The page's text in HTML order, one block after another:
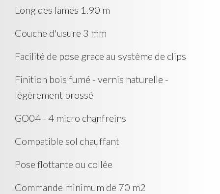
Long des lames 1.90 m
Couche d'usure 3 mm
Facilité de pose grace au système de clips
Finition bois fumé - vernis naturelle -
légèrement brossé
GO04 - 4 micro chanfreins
Compatible sol chauffant
Pose flottante ou collée
Commande minimum de 70 m2